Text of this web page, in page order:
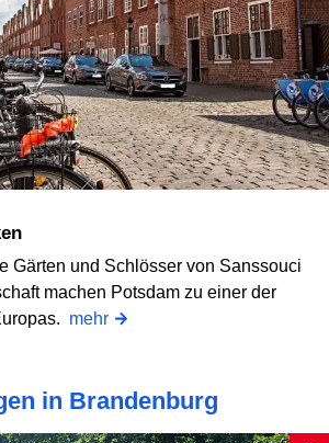
Gärten und Schlösser von Sanssouci
machen Potsdam zu einer der
mehr
in Brandenburg